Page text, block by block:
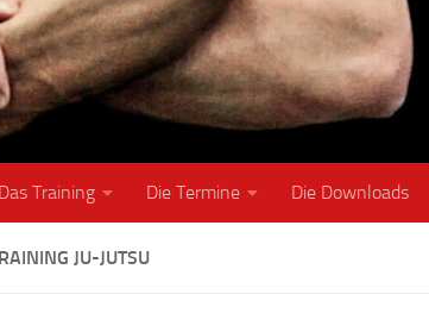
Das Training Die Termine Die Downloads
JU-JUTSU